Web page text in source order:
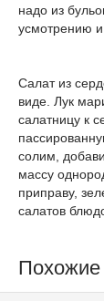
надо из
усмотрению и
Салат из
виде. Лук
салатницу к
солим,
массу
приправу,
салатов
Похожие